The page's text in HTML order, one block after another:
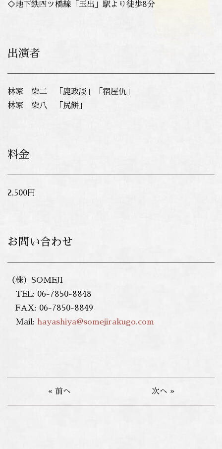
◇地下鉄四ツ橋線「玉出」駅より徒歩8分
出演者
林家 染二 「鹿政談」「宿屋仇」
林家 染八 「尻餅」
料金
2,500円
お問い合わせ
（株）SOMEJI
TEL: 06-7850-8848
FAX: 06-7850-8849
Mail: hayashiya@somejirakugo.com
« 前へ 次へ »